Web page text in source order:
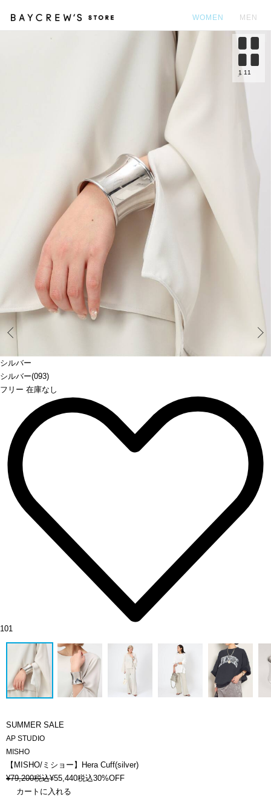
WOMEN MEN
シルバー
シルバー(093)
フリー 在庫なし
1 11
101
SUMMER SALE
AP STUDIO
MISHO
【MISHO/ミショー】Hera Cuff(silver)
¥79,200税込¥55,440税込30%OFF
カートに入れる